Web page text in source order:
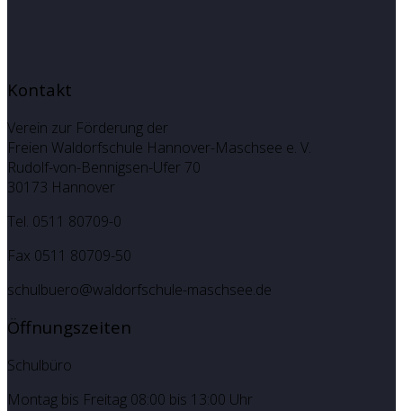
Kontakt
Verein zur Förderung der
Freien Waldorfschule Hannover-Maschsee e. V.
Rudolf-von-Bennigsen-Ufer 70
30173 Hannover
Tel. 0511 80709-0
Fax 0511 80709-50
schulbuero@waldorfschule-maschsee.de
Öffnungszeiten
Schulbüro
Montag bis Freitag 08:00 bis 13:00 Uhr